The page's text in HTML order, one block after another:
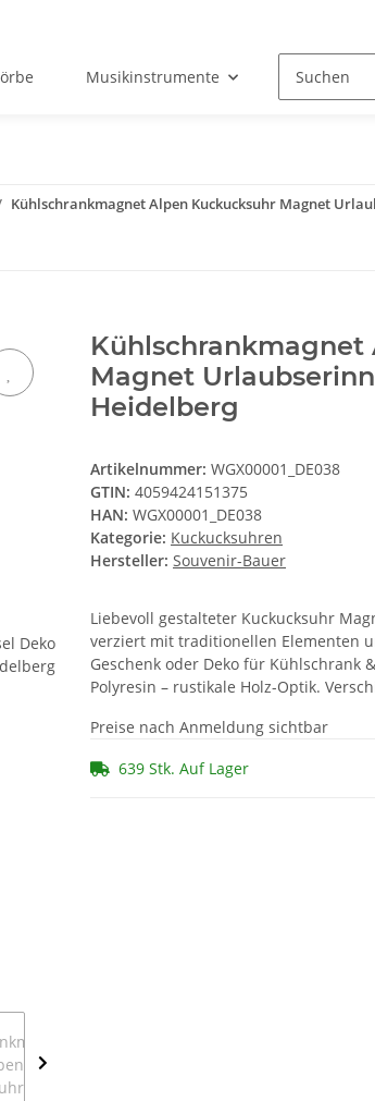
Musikinstrumente Oktoberfest
Kühlschrankmagnet Alpen Kuckucksuhr Magnet
Magnet
Heidelberg
Artikelnummer: WGX00001_DE038
GTIN: 4059424151375
HAN: WGX00001_DE038
Kategorie: Kuckucksuhren
Hersteller: Souvenir-Bauer
Liebevoll gestalteter Kuckucksuhr
verziert mit traditionellen Elementen
Geschenk oder Deko für Kühlschrank
Polyresin – rustikale Holz-Optik.
Preise nach Anmeldung sichtbar
639 Stk. Auf Lager